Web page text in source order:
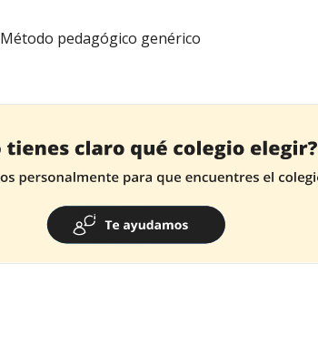
Método pedagógico genérico